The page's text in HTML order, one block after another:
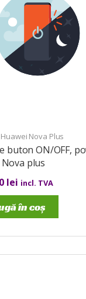
Nova Plus
buton ON/OFF,
plus
lei incl. TVA
în coș